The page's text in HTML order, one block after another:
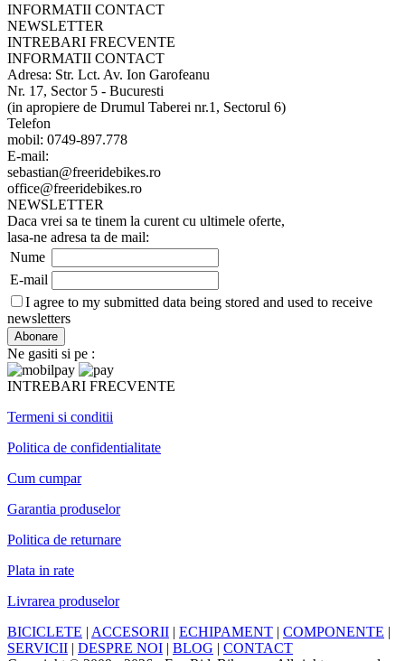
INFORMATII CONTACT
NEWSLETTER
INTREBARI FRECVENTE
INFORMATII CONTACT
Adresa: Str. Lct. Av. Ion Garofeanu
Nr. 17, Sector 5 - Bucuresti
(in apropiere de Drumul Taberei nr.1, Sectorul 6)
Telefon
mobil: 0749-897.778
E-mail:
sebastian@freeridebikes.ro
office@freeridebikes.ro
NEWSLETTER
Daca vrei sa te tinem la curent cu ultimele oferte,
lasa-ne adresa ta de mail:
Nume
E-mail
I agree to my submitted data being stored and used to receive
newsletters
Ne gasiti si pe :
INTREBARI FRECVENTE
Termeni si conditii
Politica de confidentialitate
Cum cumpar
Garantia produselor
Politica de returnare
Plata in rate
Livrarea produselor
BICICLETE | ACCESORII | ECHIPAMENT | COMPONENTE |
SERVICII | DESPRE NOI | BLOG | CONTACT